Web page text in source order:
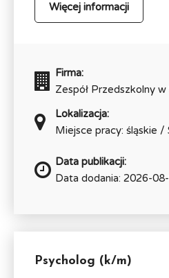
Więcej informacji
Firma:
Zespół Przedszkolny
Lokalizacja:
Miejsce pracy: śląskie /
Data publikacji:
Data dodania: 2026-
Psycholog (k/m)